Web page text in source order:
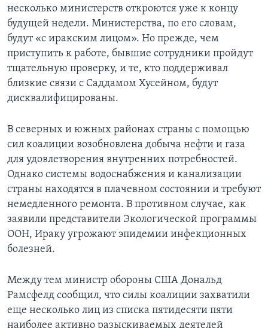
ДЕТАЛИ
НЬЮ-ЙОРК NEW YORK
АМЕРИКА. БОЛЬШОЕ ПУТЕШЕСТВИЕ
АМЕРИКАНСКИЕ ГОРОДКИ
ТЕСТЫ
УЧИМ АНГЛИЙСКИЙ
ВИДЕО
ПОДПИСКА НА НОВОСТИ
Learning English
Языки
несколько министерств откроются уже к концу
будущей недели. Министерства, по его словам,
будут «с иракским лицом». Но прежде, чем
приступить к работе, бывшие сотрудники пройдут
тщательную проверку, и те, кто поддерживал
близкие связи с Саддамом Хусейном, будут
дисквалифицированы.
В северных и южных районах страны с помощью
сил коалиции возобновлена добыча нефти и газа
для удовлетворения внутренних потребностей.
Однако системы водоснабжения и канализации
страны находятся в плачевном состоянии и требуют
немедленного ремонта. В противном случае, как
заявили представители Экологической программы
ООН, Ираку угрожают эпидемии инфекционных
болезней.
Между тем министр обороны США Дональд
Рамсфелд сообщил, что силы коалиции захватили
еще несколько лиц из списка пятидесяти пяти
наиболее активно разыскиваемых деятелей